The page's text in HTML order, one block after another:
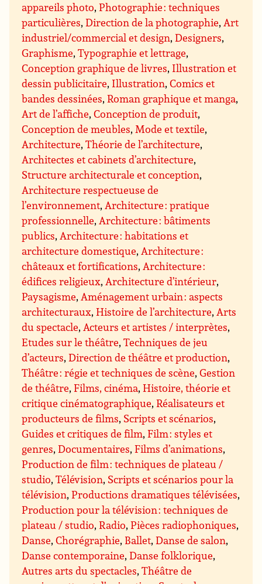
appareils photo,Photographie : techniques
particulières,Direction de la photographie,Art
industriel/commercial et design,Designers,
Graphisme,Typographie et lettrage,
Conception graphique de livres, Illustration et
dessin publicitaire, Illustration,Comics et
bandes dessinées,Roman graphique et manga,
Art de l’affiche,Conception de produit,
Conception de meubles,Mode et textile,
Architecture,Théorie de l’architecture,
Architectes et cabinets d’architecture,
Structure architecturale et conception,
Architecture respectueuse de
l’environnement,Architecture : pratique
professionnelle,Architecture : bâtiments
publics,Architecture : habitations et
architecture domestique,Architecture :
châteaux et fortifications,Architecture :
édifices religieux,Architecture d’intérieur,
Paysagisme,Aménagement urbain : aspects
architecturaux,Histoire de l’architecture,Arts
du spectacle,Acteurs et artistes / interprètes,
Etudes sur le théâtre,Techniques de jeu
d’acteurs,Direction de théâtre et production,
Théâtre : régie et techniques de scène,Gestion
de théâtre,Films, cinéma,Histoire, théorie et
critique cinématographique,Réalisateurs et
producteurs de films, Scripts et scénarios,
Guides et critiques de film,Film : styles et
genres,Documentaires,Films d’animations,
Production de film : techniques de plateau /
studio,Télévision, Scripts et scénarios pour la
télévision,Productions dramatiques télévisées,
Production pour la télévision : techniques de
plateau / studio,Radio,Pièces radiophoniques,
Danse,Chorégraphie, Ballet,Danse de salon,
Danse contemporaine,Danse folklorique,
Autres arts du spectacles,Théâtre de